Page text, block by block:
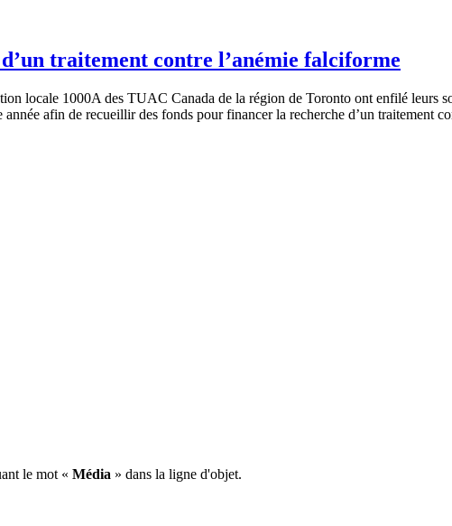
traitement contre l’anémie falciforme
locale 1000A des TUAC Canada de la région de Toronto ont enfilé leurs
afin de recueillir des fonds pour financer la recherche d’un traitement
le mot « Média » dans la ligne d'objet.